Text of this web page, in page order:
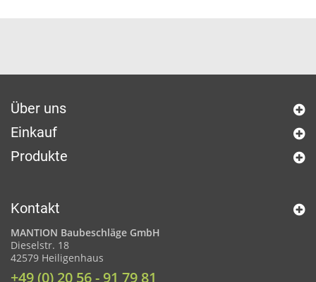
Über uns
Einkauf
Produkte
Kontakt
MANTION Baubeschläge GmbH
Dieselstr. 18
42579 Heiligenhaus
+49 (0) 20 56 - 91 79 81